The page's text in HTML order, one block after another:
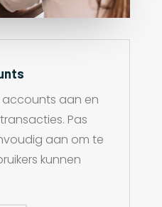
accounts aan en
Pas
aan om te
kunnen